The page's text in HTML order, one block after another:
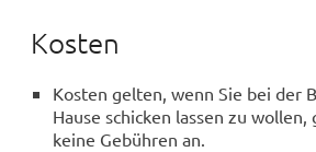
Kosten
Kosten gelten, wenn Sie bei der
Hause schicken lassen zu
keine Gebühren an.